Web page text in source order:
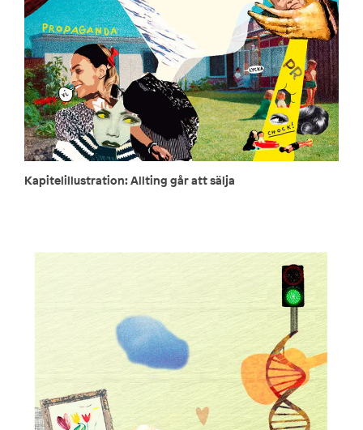
Kapitelillustration: Allting går att sälja